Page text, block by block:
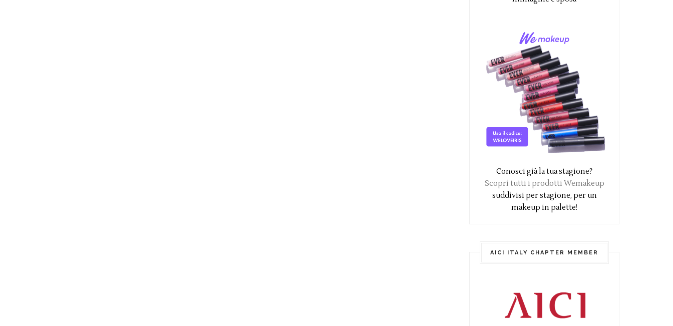
Conosci già la tua stagione?
Scopri tutti i prodotti Wemakeup
suddivisi per stagione, per un
makeup in palette!
AICI ITALY CHAPTER MEMBER